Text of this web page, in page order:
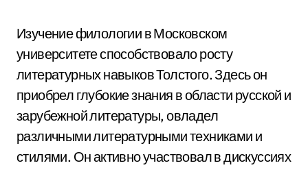
Изучение филологии в Московском
университете способствовало росту
литературных навыков Толстого. Здесь он
приобрел глубокие знания в области русской и
зарубежной литературы, овладел
различными литературными техниками и
стилями. Он активно участвовал в дискуссиях